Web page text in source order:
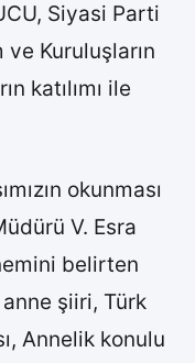
Siyasi Parti
Kuruluşların
katılımı ile
okunması
V. Esra
belirten
anne şiiri, Türk
Annelik konulu